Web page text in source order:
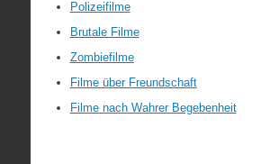
Polizeifilme
Brutale Filme
Zombiefilme
Filme über Freundschaft
Filme nach Wahrer Begebenheit